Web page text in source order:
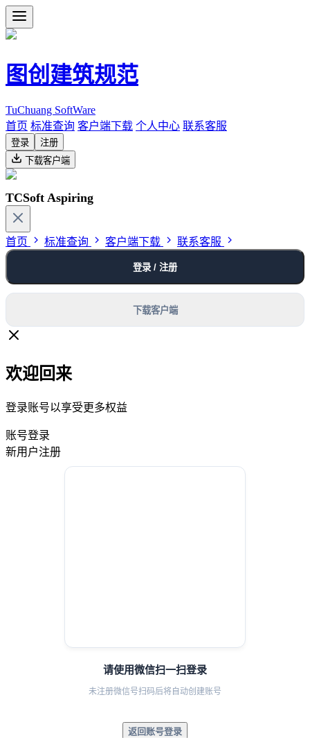
图创建筑规范
TuChuang SoftWare
首页 标准查询 客户端下载 个人中心 联系客服
登录
注册
下载客户端
TCSoft Aspiring
首页 标准查询 客户端下载 联系客服
登录 / 注册
下载客户端
欢迎回来
登录账号以享受更多权益
账号登录
新用户注册
请使用微信扫一扫登录
未注册微信号扫码后将自动创建账号
返回账号登录